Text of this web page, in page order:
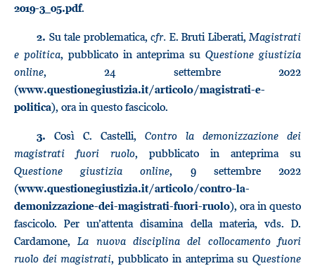
2019-3_05.pdf.
2. Su tale problematica, cfr. E. Bruti Liberati, Magistrati
e politica, pubblicato in anteprima su Questione giustizia
online, 24 settembre 2022
(www.questionegiustizia.it/articolo/magistrati-e-
politica), ora in questo fascicolo.
3. Così C. Castelli, Contro la demonizzazione dei
magistrati fuori ruolo, pubblicato in anteprima su
Questione giustizia online, 9 settembre 2022
(www.questionegiustizia.it/articolo/contro-la-
demonizzazione-dei-magistrati-fuori-ruolo), ora in questo
fascicolo. Per un’attenta disamina della materia, vds. D.
Cardamone,La nuova disciplina del collocamento fuori
ruolo dei magistrati, pubblicato in anteprima suQuestione